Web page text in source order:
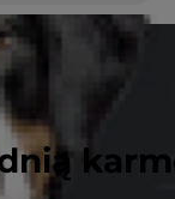
i